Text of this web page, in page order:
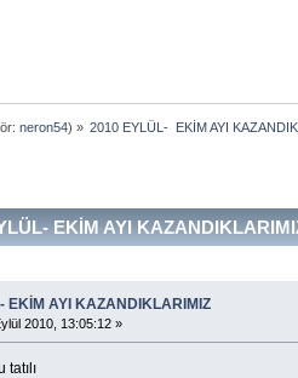
neron54) » 2010 EYLÜL-  EKİM AYI
EKİM AYI
EKİM AYI KAZANDIKLARIMIZ
2010, 13:05:12 »